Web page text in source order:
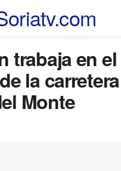
trabaja en el
la
Monte